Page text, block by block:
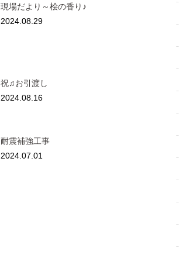
現場だより～桧の香り♪
2024.08.29
祝♫お引渡し
2024.08.16
耐震補強工事
2024.07.01